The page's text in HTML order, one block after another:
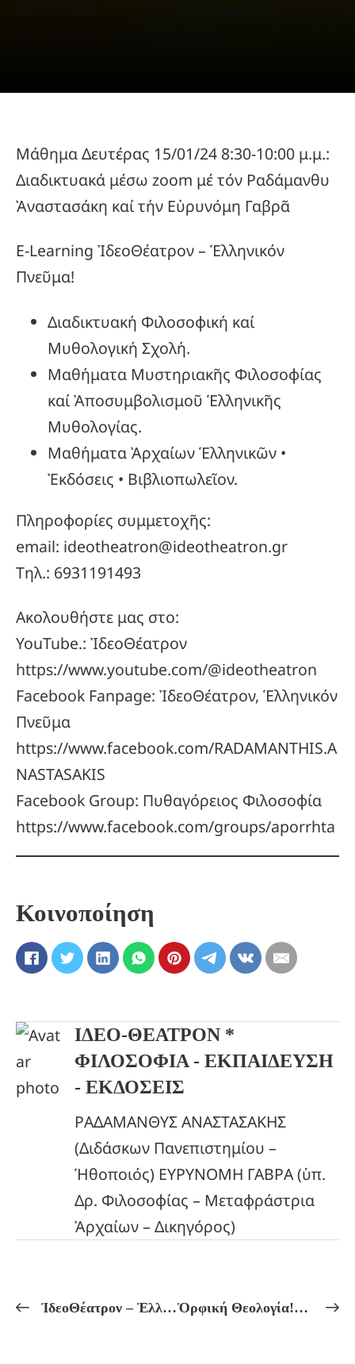
Μάθημα Δευτέρας 15/01/24 8:30-10:00 μ.μ.:
Διαδικτυακά μέσω zoom μέ τόν Ραδάμανθυ
Ἀναστασάκη καί τήν Εὐρυνόμη Γαβρᾶ
E-Learning ἸδεοΘέατρον – Ἑλληνικόν
Πνεῦμα!
Διαδικτυακή Φιλοσοφική καί
Μυθολογική Σχολή.
Μαθήματα Μυστηριακῆς Φιλοσοφίας
καί Ἀποσυμβολισμοῦ Ἑλληνικῆς
Μυθολογίας.
Μαθήματα Ἀρχαίων Ἑλληνικῶν •
Ἐκδόσεις • Βιβλιοπωλεῖον.
Πληροφορίες συμμετοχῆς:
email: ideotheatron@ideotheatron.gr
Τηλ.: 6931191493
Ακολουθήστε μας στο:
YouTube.: ἸδεοΘέατρον
https://www.youtube.com/@ideotheatron
Facebook Fanpage: ἸδεοΘέατρον, Ἑλληνικόν
Πνεῦμα
https://www.facebook.com/RADAMANTHIS.A
NASTASAKIS
Facebook Group: Πυθαγόρειος Φιλοσοφία
https://www.facebook.com/groups/aporrhta
Κοινοποίηση
ΙΔΕΟ-ΘΕΑΤΡΟΝ *
ΦΙΛΟΣΟΦΙΑ - ΕΚΠΑΙΔΕΥΣΗ
- ΕΚΔΟΣΕΙΣ
ΡΑΔΑΜΑΝΘΥΣ ΑΝΑΣΤΑΣΑΚΗΣ
(Διδάσκων Πανεπιστημίου –
Ἡθοποιός) ΕΥΡΥΝΟΜΗ ΓΑΒΡΑ (ὑπ.
Δρ. Φιλοσοφίας – Μεταφράστρια
Ἀρχαίων – Δικηγόρος)
ἸδεοΘέατρον – Ἑλληνικόν Πνεῦμα Πρόγραμμα Μαθημάτων ἀπό 08/01 ἔως 13/01 Ὀρφική Θεολογία!«Η ΙΕΡΟΓΑΜΙΑ ΣΤΙΣ ΔΙΟΝΥΣΙΑΚΕΣ ΤΕΛΕΤΕΣ»!